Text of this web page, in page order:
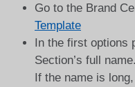
Go to the Brand
Template
In the first options
Section’s full name.
If the name is